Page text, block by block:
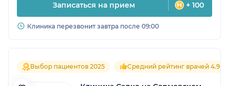
Записаться на прием + 100
Клиника перезвонит завтра после 09:00
Выбор пациентов 2025 Средний рейтинг врачей 4.9